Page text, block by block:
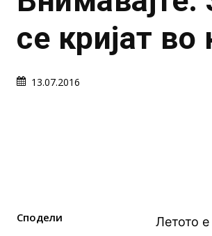
се кријат
13.07.2016
Сподели
Летото